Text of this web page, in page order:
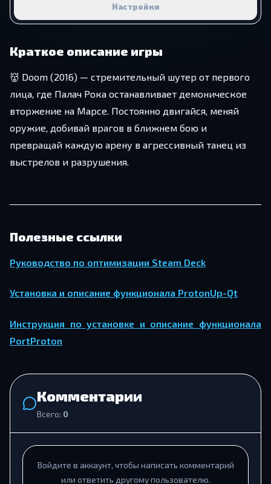
Настройки
Краткое описание игры
👹 Doom (2016) — стремительный шутер от первого
лица, где Палач Рока останавливает демоническое
вторжение на Марсе. Постоянно двигайся, меняй
оружие, добивай врагов в ближнем бою и
превращай каждую арену в агрессивный танец из
выстрелов и разрушения.
Полезные ссылки
Руководство по оптимизации Steam Deck
Установка и описание функционала ProtonUp-Qt
Инструкция по установке и описание функционала
PortProton
Комментарии
Всего: 0
Войдите в аккаунт, чтобы написать комментарий
или ответить другому пользователю.